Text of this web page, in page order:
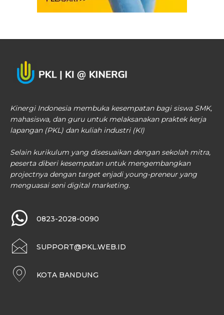
Kinergi Indonesia membuka kesempatan bagi siswa SMK,
mahasiswa, dan guru untuk melaksanakan praktek kerja
lapangan (PKL) dan kuliah industri (KI)
Selain kurikulum yang disesuaikan dengan sekolah mitra,
peserta diberi kesempatan untuk mengembangkan
projectnya dengan target enjadi young-preneur yang
menguasai seni digital marketing.
0823-2028-0090
SUPPORT@PKL.WEB.ID
KOTA BANDUNG